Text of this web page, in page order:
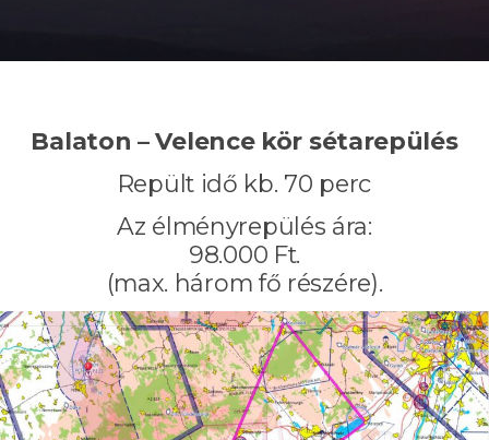
Balaton – Velence kör sétarepülés
Repült idő kb. 70 perc
Az élményrepülés ára:
98.000 Ft.
(max. három fő részére).